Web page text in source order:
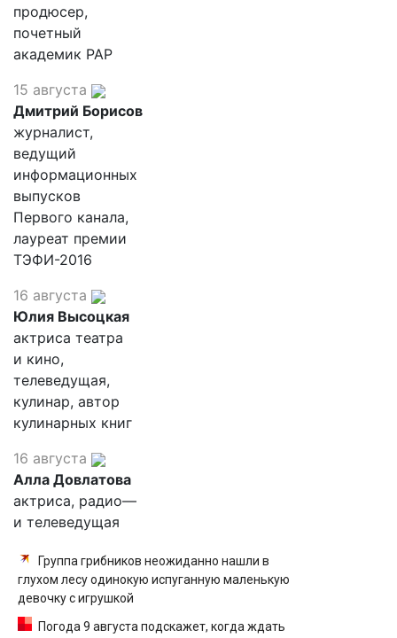
продюсер,
почетный
академик РАР
15 августа
Дмитрий Борисов
журналист,
ведущий
информационных
выпусков
Первого канала,
лауреат премии
ТЭФИ-2016
16 августа
Юлия Высоцкая
актриса театра
и кино,
телеведущая,
кулинар, автор
кулинарных книг
16 августа
Алла Довлатова
актриса, радио—
и телеведущая
Группа грибников неожиданно нашли в
глухом лесу одинокую испуганную маленькую
девочку с игрушкой
Погода 9 августа подскажет, когда ждать